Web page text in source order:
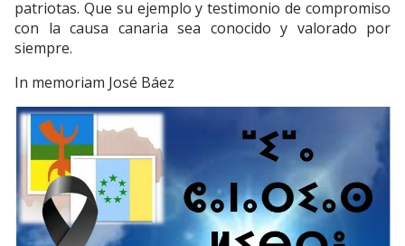
patriotas. Que su ejemplo y testimonio de compromiso
con la causa canaria sea conocido y valorado por
siempre.
In memoriam José Báez